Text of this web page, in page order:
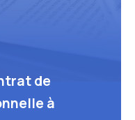
de
à